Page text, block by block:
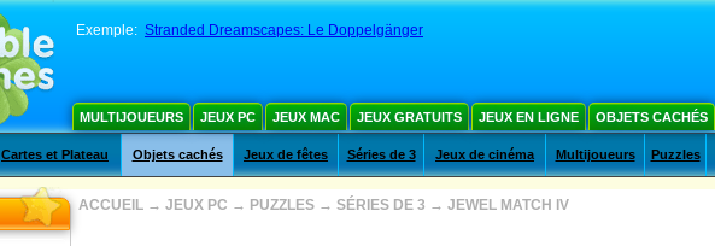
Exemple: Stranded Dreamscapes: Le Doppelgänger
MULTIJOUEURS JEUX PC JEUX MAC JEUX GRATUITS JEUX EN LIGNE OBJETS CACHÉS
Cartes et Plateau Objets cachés Jeux de fêtes Séries de 3 Jeux de cinéma Multijoueurs Puzzles
ACCUEIL → JEUX PC → PUZZLES → SÉRIES DE 3 → JEWEL MATCH IV